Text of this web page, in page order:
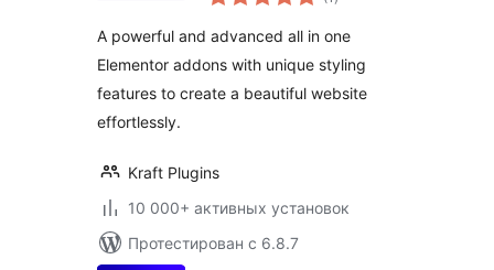
A powerful and advanced all in one
Elementor addons with unique styling
features to create a beautiful website
effortlessly.
Kraft Plugins
10 000+ активных установок
Протестирован с 6.8.7